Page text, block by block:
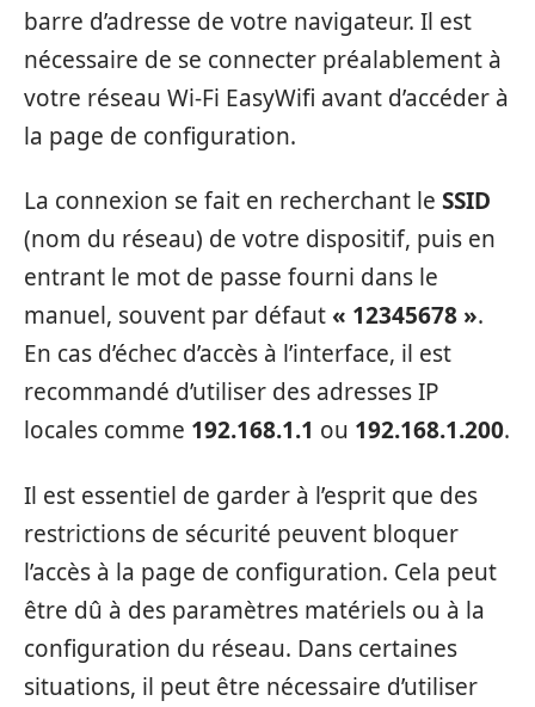
barre d’adresse de votre navigateur. Il est
nécessaire de se connecter préalablement à
votre réseau Wi-Fi EasyWifi avant d’accéder à
la page de configuration.
La connexion se fait en recherchant le SSID
(nom du réseau) de votre dispositif, puis en
entrant le mot de passe fourni dans le
manuel, souvent par défaut « 12345678 ».
En cas d’échec d’accès à l’interface, il est
recommandé d’utiliser des adresses IP
locales comme 192.168.1.1 ou 192.168.1.200.
Il est essentiel de garder à l’esprit que des
restrictions de sécurité peuvent bloquer
l’accès à la page de configuration. Cela peut
être dû à des paramètres matériels ou à la
configuration du réseau. Dans certaines
situations, il peut être nécessaire d’utiliser